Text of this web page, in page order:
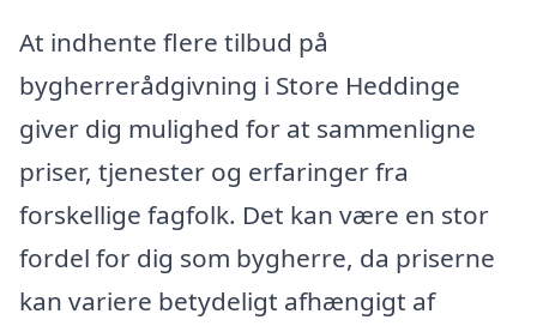
At indhente flere tilbud på
bygherrerådgivning i Store Heddinge
giver dig mulighed for at sammenligne
priser, tjenester og erfaringer fra
forskellige fagfolk. Det kan være en stor
fordel for dig som bygherre, da priserne
kan variere betydeligt afhængigt af